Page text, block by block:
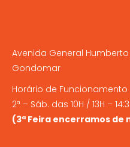
Avenida General Humberto
Gondomar
Horário de Funcionamento
2ª – Sáb. das 10H / 13H –
(3ª Feira encerramos de